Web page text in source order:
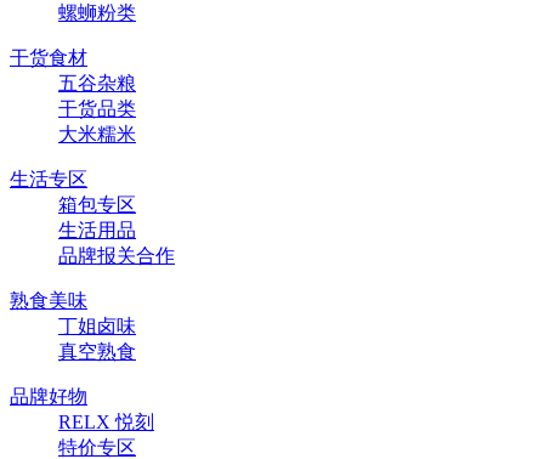
螺蛳粉类
干货食材
五谷杂粮
干货品类
大米糯米
生活专区
箱包专区
生活用品
品牌报关合作
熟食美味
丁姐卤味
真空熟食
品牌好物
RELX 悦刻
特价专区